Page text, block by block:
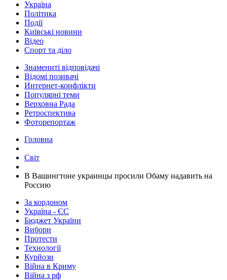
Україна
Політика
Події
Київські новини
Відео
Спорт та діло
Знамениті відповідачі
Відомі позивачі
Интернет-конфлікти
Популярні теми
Верховна Рада
Ретроспектива
Фоторепортаж
Головна
Світ
В Вашингтоне украинцы просили Обаму надавить на
Россию
За кордоном
Україна - ЄС
Бюджет України
Вибори
Протести
Технології
Курйози
Війна в Криму
Війна з рф